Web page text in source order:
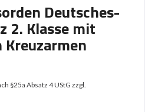
Deutsches-
2. Klasse mit
§25a Absatz 4 UStG zzgl.